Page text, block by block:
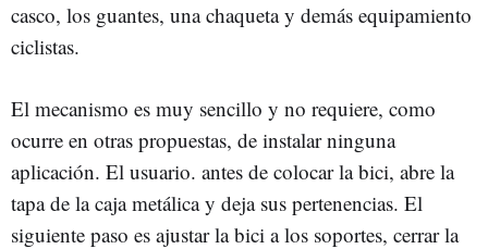
casco, los guantes, una chaqueta y demás equipamiento
ciclistas.
El mecanismo es muy sencillo y no requiere, como
ocurre en otras propuestas, de instalar ninguna
aplicación. El usuario. antes de colocar la bici, abre la
tapa de la caja metálica y deja sus pertenencias. El
siguiente paso es ajustar la bici a los soportes, cerrar la